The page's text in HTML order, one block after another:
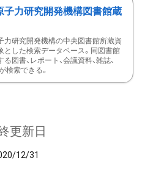
子力研究開発機構図書館蔵
力研究開発機構の中央図書館所蔵資
とした検索データベース。同図書館
図書、レポート、会議資料、雑誌、
検索できる。
更新日
12/31